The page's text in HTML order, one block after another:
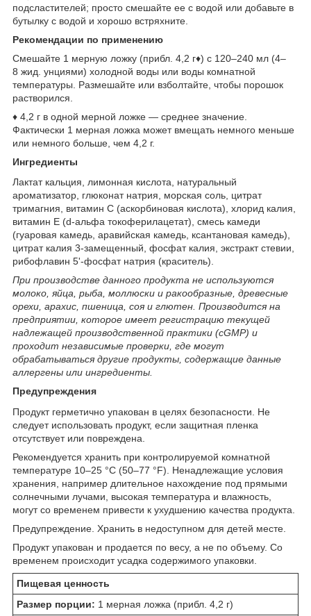
подсластителей; просто смешайте ее с водой или добавьте в
бутылку с водой и хорошо встряхните.
Рекомендации по применению
Смешайте 1 мерную ложку (прибл. 4,2 г♦) с 120–240 мл (4–
8 жид. унциями) холодной воды или воды комнатной
температуры. Размешайте или взболтайте, чтобы порошок
растворился.
♦ 4,2 г в одной мерной ложке — среднее значение.
Фактически 1 мерная ложка может вмещать немного меньше
или немного больше, чем 4,2 г.
Ингредиенты
Лактат кальция, лимонная кислота, натуральный
ароматизатор, глюконат натрия, морская соль, цитрат
тримагния, витамин C (аскорбиновая кислота), хлорид калия,
витамин E (d-альфа токоферилацетат), смесь камеди
(гуаровая камедь, аравийская камедь, ксантановая камедь),
цитрат калия 3-замещенный, фосфат калия, экстракт стевии,
рибофлавин 5'-фосфат натрия (краситель).
При производстве данного продукта не используются
молоко, яйца, рыба, моллюски и ракообразные, древесные
орехи, арахис, пшеница, соя и глютен. Производится на
предприятии, которое имеет регистрацию текущей
надлежащей производственной практики (cGMP) и
проходит независимые проверки, где могут
обрабатываться другие продукты, содержащие данные
аллергены или ингредиенты.
Предупреждения
Продукт герметично упакован в целях безопасности. Не
следует использовать продукт, если защитная пленка
отсутствует или повреждена.
Рекомендуется хранить при контролируемой комнатной
температуре 10–25 °C (50–77 °F). Ненадлежащие условия
хранения, например длительное нахождение под прямыми
солнечными лучами, высокая температура и влажность,
могут со временем привести к ухудшению качества продукта.
Предупреждение. Хранить в недоступном для детей месте.
Продукт упакован и продается по весу, а не по объему. Со
временем происходит усадка содержимого упаковки.
Пищевая ценность
Размер порции: 1 мерная ложка (прибл. 4,2 г)